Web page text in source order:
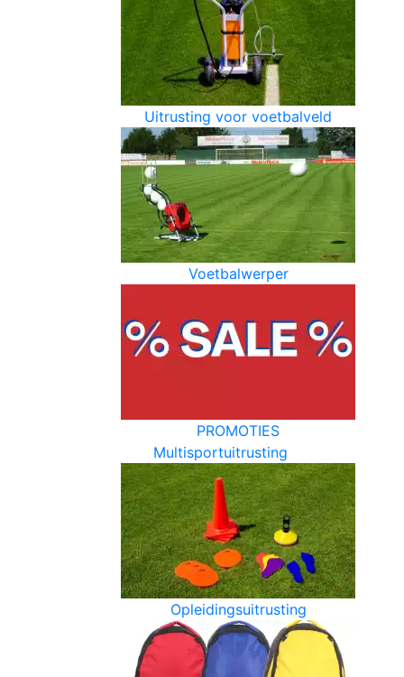
Uitrusting voor voetbalveld
Voetbalwerper
PROMOTIES
Multisportuitrusting
Opleidingsuitrusting